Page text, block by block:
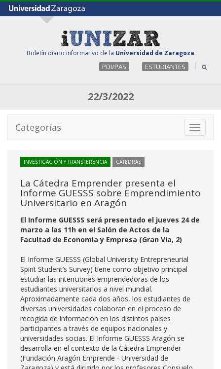
Boletín diario informativo de la Universidad de Zaragoza
PDI/PAS ESTUDIANTES
22/3/2022
Toggle
Categorías
INVESTIGACIÓN Y TRANSFERENCIA CÁTEDRAS
La Cátedra Emprender presenta el
Informe GUESSS sobre Emprendimiento
Universitario en Aragón
El Informe GUESSS será presentado el jueves 24 de
marzo a las 11h en el Salón de Actos de la
Facultad de Economía y Empresa (Gran Vía, 2)
El Informe GUESSS (Global University Entrepreneurial
Spirit Student’s Survey) tiene como objetivo principal
estudiar las intenciones emprendedoras de los
estudiantes universitarios a nivel mundial.
Aproximadamente cada dos años, los estudiantes de
diversas universidades colaboran en el proceso de
recogida de información en los distintos países
participantes a través de equipos nacionales y
universidades socias. El Informe GUESSS Aragón se
desarrolla en el contexto de la Cátedra Emprender
(Fundación Aragón Emprende - Universidad de